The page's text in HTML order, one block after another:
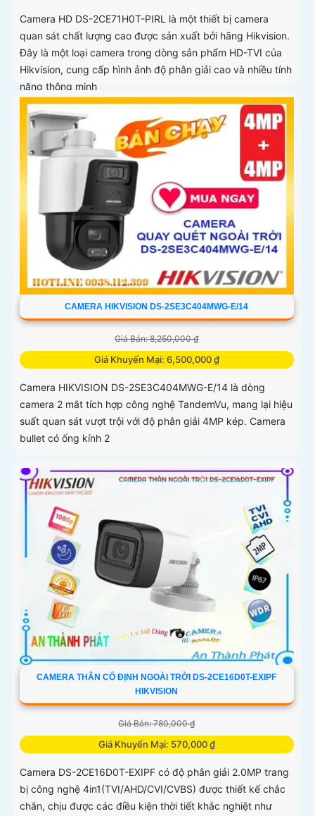
Camera HD DS-2CE71H0T-PIRL là một thiết bị camera
quan sát chất lượng cao được sản xuất bởi hãng Hikvision.
Đây là một loại camera trong dòng sản phẩm HD-TVI của
Hikvision, cung cấp hình ảnh độ phân giải cao và nhiều tính
năng thông minh
CAMERA HIKVISION DS-2SE3C404MWG-E/14
Giá Bán: 8,250,000 ₫
Giá Khuyến Mại: 6,500,000 ₫
Camera HIKVISION DS-2SE3C404MWG-E/14 là dòng
camera 2 mắt tích hợp công nghệ TandemVu, mang lại hiệu
suất quan sát vượt trội với độ phân giải 4MP kép. Camera
bullet có ống kính 2
CAMERA THÂN CỐ ĐỊNH NGOÀI TRỜI DS-2CE16D0T-EXIPF
HIKVISION
Giá Bán: 780,000 ₫
Giá Khuyến Mại: 570,000 ₫
Camera DS-2CE16D0T-EXIPF có độ phân giải 2.0MP trang
bị công nghệ 4in1(TVI/AHD/CVI/CVBS) được thiết kế chắc
chắn, chịu được các điều kiện thời tiết khắc nghiệt như